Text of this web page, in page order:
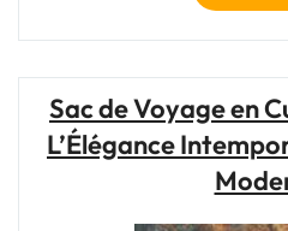
Sac de Voyage en
L’Élégance